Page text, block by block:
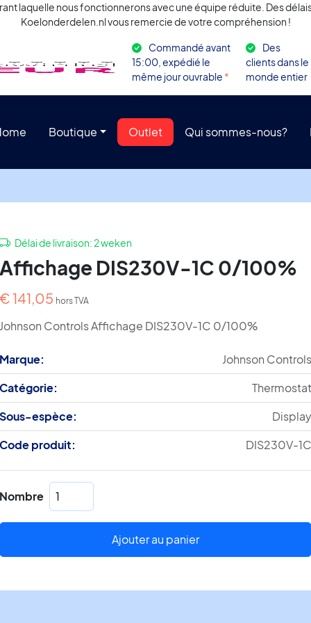
laquelle nous fonctionnerons avec une équipe réduite. Des
Koelonderdelen.nl vous remercie de votre compréhension !
Commandé avant
15:00, expédié le
même jour ouvrable *
Des
clients dans le
monde entier
Boutique Outlet Qui sommes-nous?
Délai de livraison:2 weken
Affichage DIS230V-1C 0/100%
€141,05 hors TVA
Johnson Controls Affichage DIS230V-1C 0/100%
Marque:
Johnson Controls
Catégorie:
Thermostat
Sous-espèce:
Display
Code produit:
DIS230V-1C
Nombre quantité
de
Affichage
1C
Ajouter au panier